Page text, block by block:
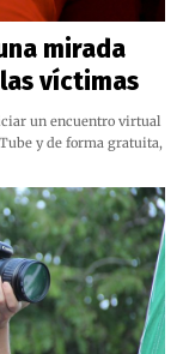
mirada
víctimas
un encuentro virtual
y de forma gratuita,